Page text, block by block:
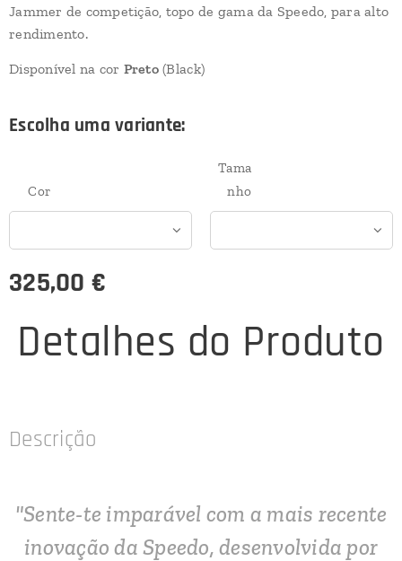
Jammer de competição, topo de gama da Speedo, para alto
rendimento.
Disponível na cor Preto(Black)
Escolha uma variante:
Cor
Tama
nho
325,00 €
Detalhes do Produto
Descrição
"Sente-te imparável com a mais recente
inovação da Speedo, desenvolvida por